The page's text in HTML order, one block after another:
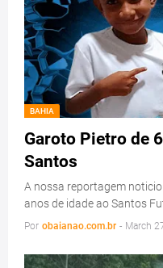
BAHIA
Garoto Pietro de
Santos
A nossa reportagem
anos de idade ao Santos
Por obaianao.com.br - March